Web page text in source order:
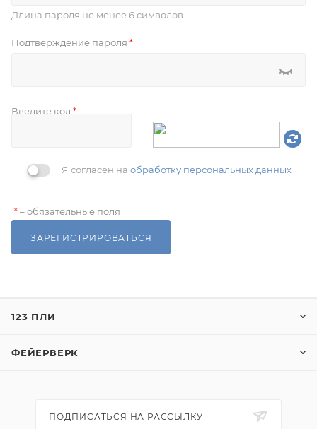
Длина пароля не менее 6 символов.
Подтверждение пароля *
Введите код *
Я согласен на обработку персональных данных
ЗАРЕГИСТРИРОВАТЬСЯ
* – обязательные поля
123 ПЛИ
ФЕЙЕРВЕРК
ПОДПИСАТЬСЯ НА РАССЫЛКУ